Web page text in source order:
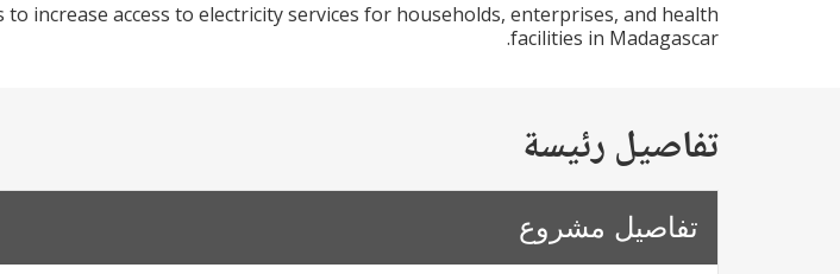
increase access to electricity services for households, enterprises, and health
facilities in Madagascar.
تفاصيل رئيسة
تفاصيل مشروع